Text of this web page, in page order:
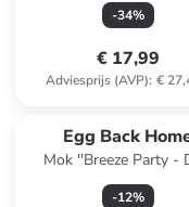
-34%
€ 17,99
Adviesprijs (AVP): €
Egg Back
Mok ''Breeze Party -
Mom'' geel - 450 ml
-12%